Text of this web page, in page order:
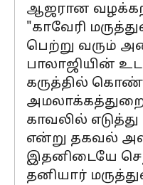
ஆஜரான
"காவேரி
பெற்று வரும்
பாலாஜியின்
கருத்தில்
அமலாக்கத்துறை
காவலில்
என்று தகவல்
இதனிடையே
தனியார்